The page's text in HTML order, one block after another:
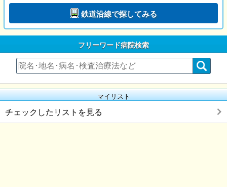
鉄道沿線で探してみる
フリーワード病院検索
マイリスト
チェックしたリストを見る